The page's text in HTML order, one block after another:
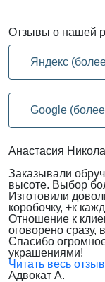
Отзывы о нашей
Яндекс
Google
Анастасия
Заказывали
высоте. Выбор
Изготовили
коробочку, +к
Отношение к
оговорено сразу,
Спасибо
украшениями!
Читать весь
Адвокат А.